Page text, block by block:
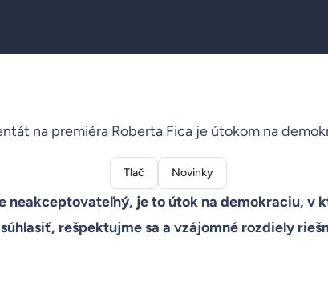
na premiéra Roberta Fica je útokom na
Tlač Novinky
neakceptovateľný, je to útok na demokraciu, v
rešpektujme sa a vzájomné rozdiely